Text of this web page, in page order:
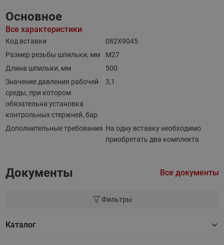
Основное
Все характеристики
Код вставки
082X9045
Размер резьбы шпильки, мм
М27
Длина шпильки, мм
500
Значение давления рабочей
среды, при котором
обязательна установка
контрольных стержней, бар
3,1
Дополнительные требования На одну вставку необходимо
приобретать два комплекта
Документы Все документы
Фильтры
Каталог